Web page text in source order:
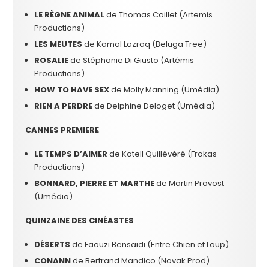
LE RÈGNE ANIMAL de Thomas Caillet (Artemis
Productions)
LES MEUTES de Kamal Lazraq (Beluga Tree)
ROSALIEde Stéphanie Di Giusto (Artémis
Productions)
HOW TO HAVE SEXde Molly Manning (Umédia)
RIEN A PERDREde Delphine Deloget (Umédia)
CANNES PREMIERE
LE TEMPS D’AIMER de Katell Quillévéré (Frakas
Productions)
BONNARD, PIERRE ET MARTHEde Martin Provost
(Umédia)
QUINZAINE DES CINÉASTES
DÉSERTSde Faouzi Bensaïdi (Entre Chien et Loup)
CONANNde Bertrand Mandico (Novak Prod)